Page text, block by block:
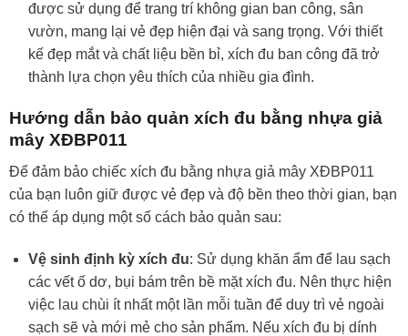
được sử dụng để trang trí không gian ban công, sân
vườn, mang lại vẻ đẹp hiện đại và sang trọng. Với thiết
kế đẹp mắt và chất liệu bền bỉ, xích đu ban công đã trở
thành lựa chọn yêu thích của nhiều gia đình.
Hướng dẫn bảo quản xích đu bằng nhựa giả
mây XĐBP011
Để đảm bảo chiếc xích đu bằng nhựa giả mây XĐBP011
của bạn luôn giữ được vẻ đẹp và độ bền theo thời gian, bạn
có thể áp dụng một số cách bảo quản sau:
Vệ sinh định kỳ xích đu: Sử dụng khăn ẩm để lau sạch
các vết ố dơ, bụi bám trên bề mặt xích đu. Nên thực hiện
việc lau chùi ít nhất một lần mỗi tuần để duy trì vẻ ngoài
sạch sẽ và mới mẻ cho sản phẩm. Nếu xích đu bị dính